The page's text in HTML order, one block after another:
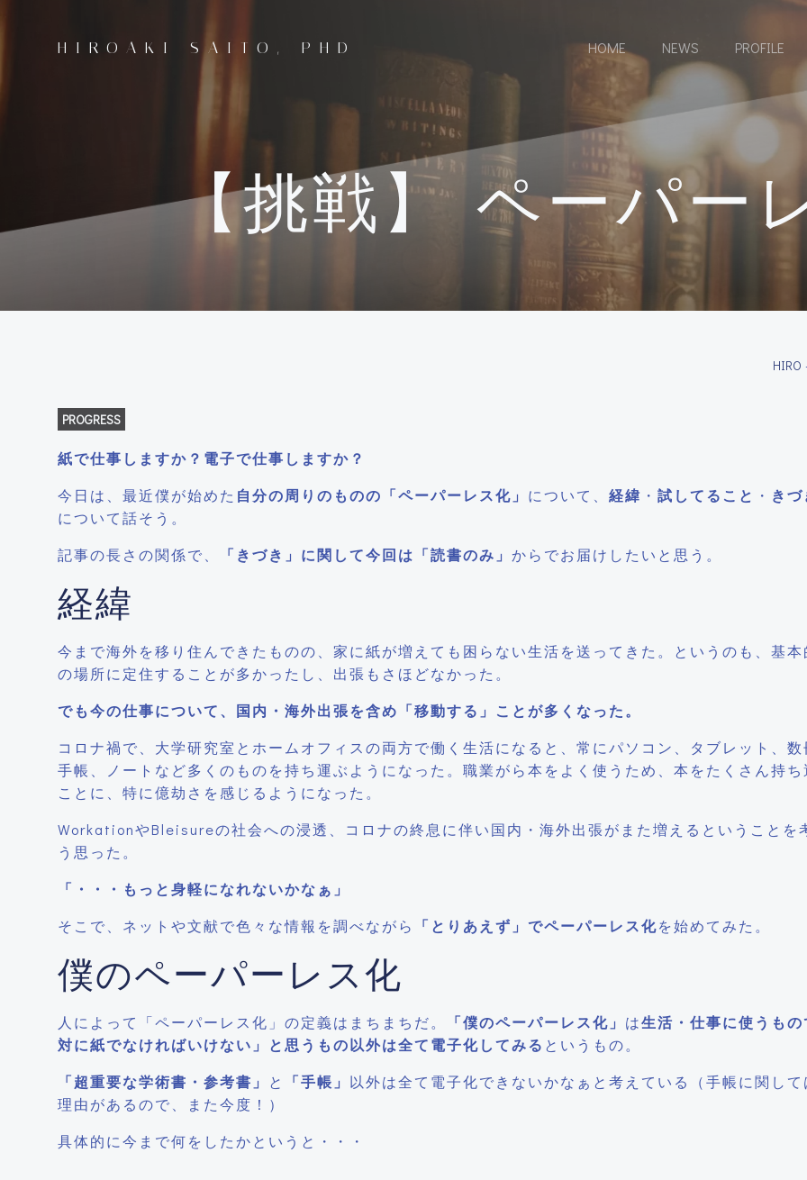
HIROAKI SAITO, PHD HOME NEWS PROFILE
【挑戦】 ペーパー
HIRO
PROGRESS
紙で仕事しますか？電子で仕事しますか？
今日は、最近僕が始めた 自分の周りのものの「ペーパーレス化」 について、 経緯 ・ 試してること ・ き
について話そう。
記事の長さの関係で、
「きづき」に関して今回は「読書のみ」 からでお届けしたいと思う。
経緯
今まで海外を移り住んできたものの、家に紙が増えても困らない生活を送ってきた。というのも、基本
の場所に定住することが多かったし、出張もさほどなかった。
でも今の仕事について、国内・海外出張を含め「移動する」ことが多くなった。
コロナ禍で、大学研究室とホームオフィスの両方で働く生活になると、常にパソコン、タブレット、数
手帳、ノートなど多くのものを持ち運ぶようになった。職業がら本をよく使うため、本をたくさん持ち
ことに、特に億劫さを感じるようになった。
WorkationやBleisureの社会への浸透、コロナの終息に伴い国内・海外出張がまた増えるということを
う思った。
「・・・もっと身軽になれないかなぁ」
そこで、ネットや文献で色々な情報を調べながら
「とりあえず」でペーパーレス化を始めてみた。
僕のペーパーレス化
人によって「ペーパーレス化」の定義はまちまちだ。 「僕のペーパーレス化」 は生活・仕事に使うも
対に紙でなければいけない」と思うもの以外は全て電子化してみる というもの。
「超重要な学術書・参考書」 と 「手帳」 以外は全て電子化できないかなぁと考えている（手帳に関して
理由があるので、また今度！）
具体的に今まで何をしたかというと・・・